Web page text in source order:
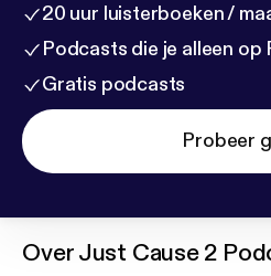
20 uur luisterboeken /
Podcasts die je alleen op
Gratis podcasts
Probeer
OverJust Cause 2